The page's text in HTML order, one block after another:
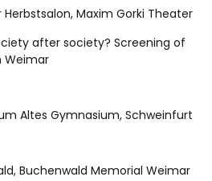
Herbstsalon, Maxim Gorki Theater
after society? Screening of
Weimar
Altes Gymnasium, Schweinfurt
Buchenwald Memorial Weimar